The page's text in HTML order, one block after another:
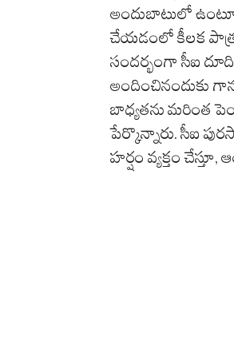
అందుబాటులో
చేయడంలో కీలక పాత్ర
సందర్భంగా సీఐ
అందించినందుకు
బాధ్యతను మరింత
పేర్కొన్నారు. సీఐ
హర్షం వ్యక్తం